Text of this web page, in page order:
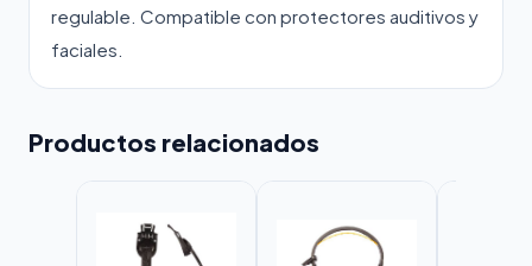
regulable. Compatible con protectores auditivos y
faciales.
Productos relacionados